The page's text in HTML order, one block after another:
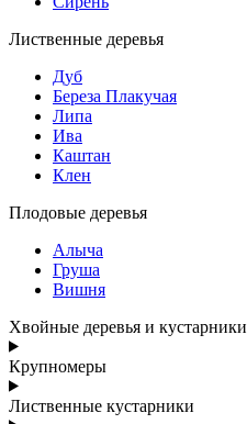
Лиственные деревья
Дуб
Береза Плакучая
Липа
Ива
Каштан
Клен
Плодовые деревья
Алыча
Груша
Вишня
Хвойные деревья и кустарники
Крупномеры
Лиственные кустарники